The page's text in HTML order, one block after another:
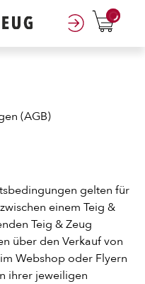
0
(AGB)
gelten für
einem Teig &
Teig & Zeug
über den Verkauf von
Webshop oder Flyern
ihrer jeweiligen